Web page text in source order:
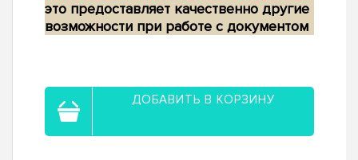
это предоставляет качественно другие
возможности при работе с документом
ДОБАВИТЬ В КОРЗИНУ